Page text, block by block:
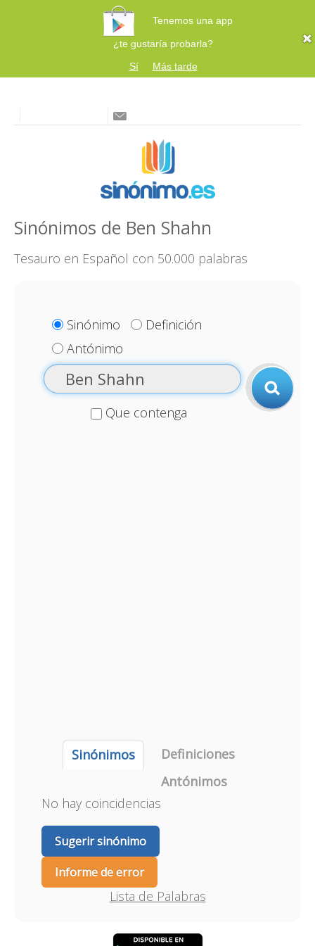
Tenemos una app
¿te gustaría probarla?
Sí
Más tarde
Sinónimos de Ben Shahn
Tesauro en Español con 50.000 palabras
Sinónimo
Definición
Antónimo
Que contenga
Sinónimos
Definiciones
Antónimos
No hay coincidencias
Sugerir sinónimo
Informe de error
Lista de Palabras